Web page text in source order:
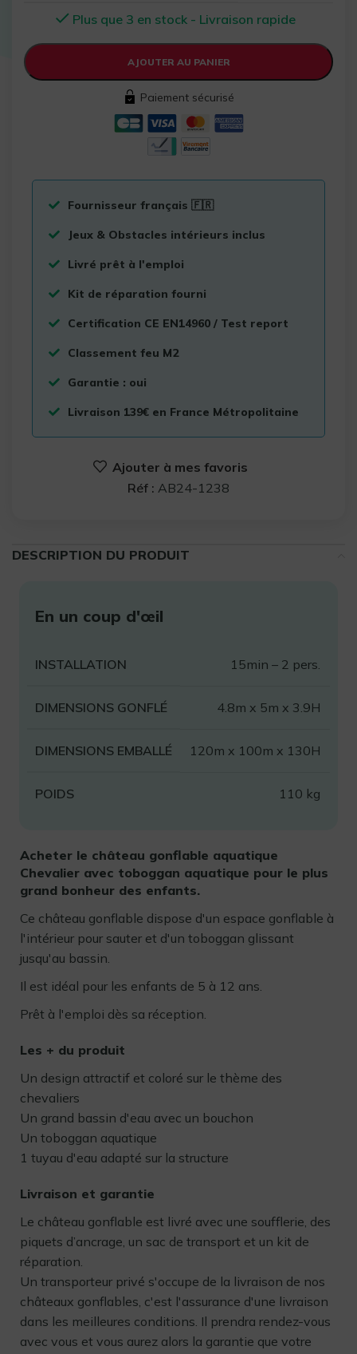
Plus que 3 en stock - Livraison rapide
AJOUTER AU PANIER
Paiement sécurisé
Fournisseur français 🇫🇷
Jeux & Obstacles intérieurs inclus
Livré prêt à l'emploi
Kit de réparation fourni
Certification CE EN14960 / Test report
Classement feu M2
Garantie : oui
Livraison 139€ en France Métropolitaine
Ajouter à mes favoris
Réf : AB24-1238
DESCRIPTION DU PRODUIT
En un coup d'œil
INSTALLATION 15min – 2 pers.
DIMENSIONS GONFLÉ 4.8m x 5m x 3.9H
DIMENSIONS EMBALLÉ 120m x 100m x 130H
POIDS 110 kg
Acheter le château gonflable aquatique
Chevalier avec toboggan aquatique pour le plus
grand bonheur des enfants.
Ce château gonflable dispose d'un espace gonflable à
l'intérieur pour sauter et d'un toboggan glissant
jusqu'au bassin.
Il est idéal pour les enfants de 5 à 12 ans.
Prêt à l'emploi dès sa réception.
Les + du produit
Un design attractif et coloré sur le thème des
chevaliers
Un grand bassin d'eau avec un bouchon
Un toboggan aquatique
1 tuyau d'eau adapté sur la structure
Livraison et garantie
Le château gonflable est livré avec une soufflerie, des
piquets d’ancrage, un sac de transport et un kit de
réparation.
Un transporteur privé s'occupe de la livraison de nos
châteaux gonflables, c'est l'assurance d'une livraison
dans les meilleures conditions. Il prendra rendez-vous
avec vous et vous aurez alors la garantie que votre